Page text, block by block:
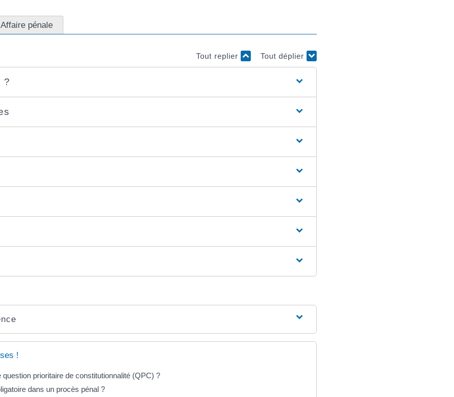
Affaire pénale
Tout replier Tout déplier
?
!
prioritaire de constitutionnalité (QPC) ?
dans un procès pénal ?